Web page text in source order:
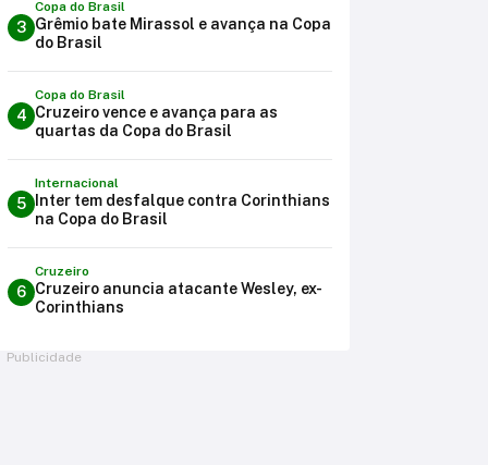
3
Copa do Brasil
Grêmio bate Mirassol e avança na Copa
do Brasil
4
Copa do Brasil
Cruzeiro vence e avança para as
quartas da Copa do Brasil
5
Internacional
Inter tem desfalque contra Corinthians
na Copa do Brasil
6
Cruzeiro
Cruzeiro anuncia atacante Wesley, ex-
Corinthians
Publicidade